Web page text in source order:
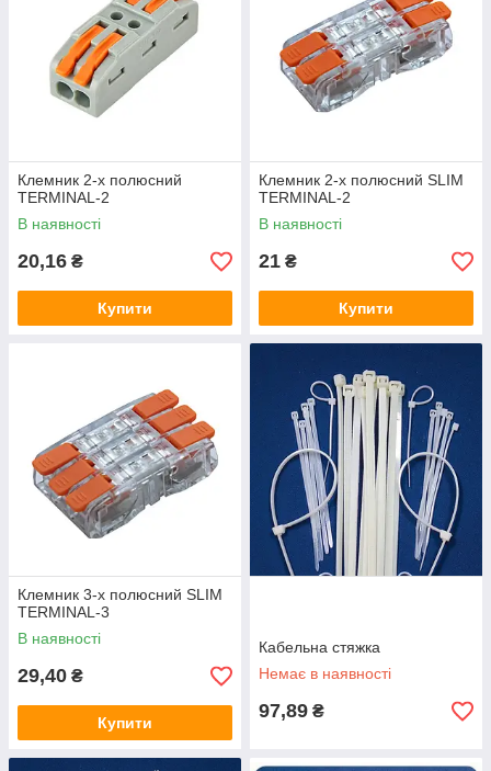
Клемник 2-х полюсний
TERMINAL-2
В наявності
20,16 ₴
Купити
Клемник 2-х полюсний SLIM
TERMINAL-2
В наявності
21 ₴
Купити
Клемник 3-х полюсний SLIM
TERMINAL-3
В наявності
29,40 ₴
Купити
Кабельна стяжка
Немає в наявності
97,89 ₴